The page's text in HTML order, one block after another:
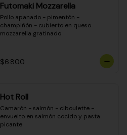
Futomaki Mozzarella
Pollo apanado - pimentón -
champiñón - cubierto en queso
mozzarella gratinado
$6.800
Hot Roll
Camarón - salmón - ciboulette -
envuelto en salmón cocido y pasta
picante